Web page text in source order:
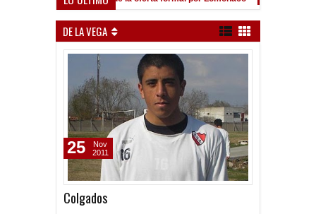
DE LA VEGA
Colgados
25
Nov
2011